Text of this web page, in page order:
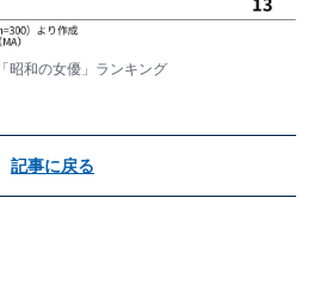
昭和の女優」ランキング
記事に戻る